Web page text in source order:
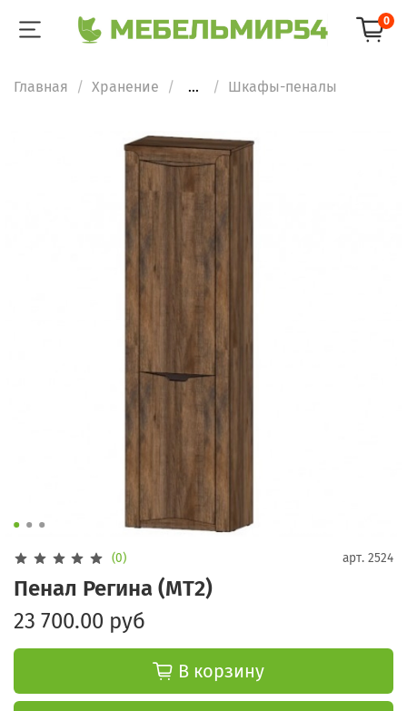
0
Главная Хранение ... Шкафы-пеналы
(0) арт. 2524
Пенал Регина (МТ2)
23 700.00 руб
В корзину